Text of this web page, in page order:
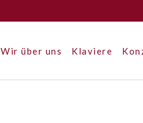
Wir über uns Klaviere